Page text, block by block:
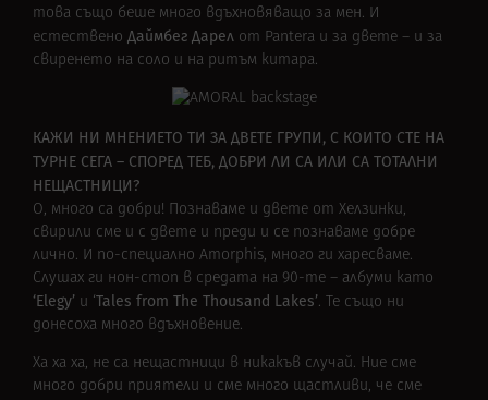
това също беше много вдъхновяващо за мен. И
естествено Даймбег Дарел от Pantera и за двете – и за
свиренето на соло и на ритъм китара.
КАЖИ НИ МНЕНИЕТО ТИ ЗА ДВЕТЕ ГРУПИ, С КОИТО СТЕ НА
ТУРНЕ СЕГА – СПОРЕД ТЕБ, ДОБРИ ЛИ СА ИЛИ СА ТОТАЛНИ
НЕЩАСТНИЦИ?
О, много са добри! Познаваме и двете от Хелзинки,
свирили сме и с двете и преди и се познаваме добре
лично. И по-специално Amorphis, много ги харесваме.
Слушах ги нон-стоп в средата на 90-те – албуми като
‘Elegy’ и ‘Tales from The Thousand Lakes’. Те също ни
донесоха много вдъхновение.
Ха ха ха, не са нещастници в никакъв случай. Ние сме
много добри приятели и сме много щастливи, че сме